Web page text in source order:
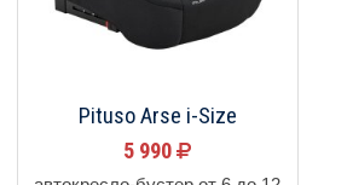
Pituso Arse i-Size
5 990